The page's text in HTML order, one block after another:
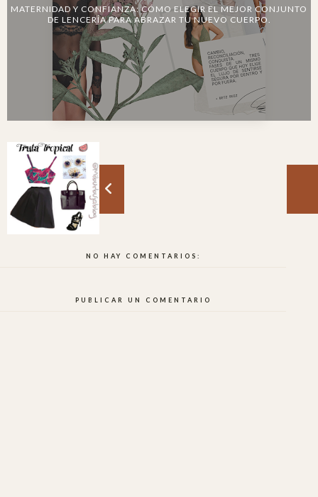
MATERNIDAD Y CONFIANZA: CÓMO ELEGIR EL MEJOR CONJUNTO
DE LENCERÍA PARA ABRAZAR TU NUEVO CUERPO.
NO HAY COMENTARIOS:
PUBLICAR UN COMENTARIO